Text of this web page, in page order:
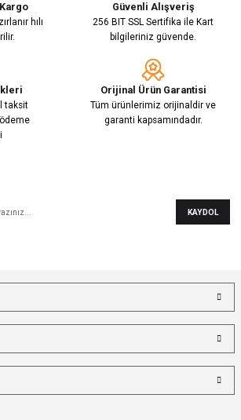
hılı
Güvenli Alışveriş
256 BIT SSL Sertifika ile Kart
bilgileriniz güvende.
taksit
Orijinal Ürün Garantisi
Tüm ürünlerimiz orijinaldir ve
garanti kapsamındadır.
KAYDOL